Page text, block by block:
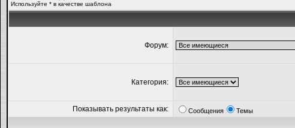
Используйте * в качестве шаблона
Форум:
Категория:
Показывать результаты как: Сообщения Темы